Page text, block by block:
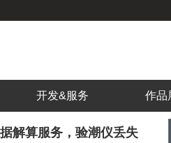
开发&服务 作品
解算服务，验潮仪丢失